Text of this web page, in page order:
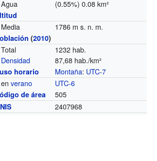
Agua
(0.55%) 0.08 km²
Media 1786 m s. n. m.
(2010)
Total
1232 hab.
Densidad 87,68 hab./km²
horario Montaña: UTC-7
enverano UTC-6
de área 505
2407968